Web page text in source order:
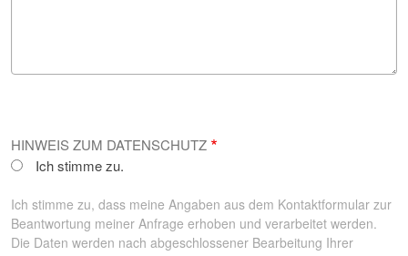
HINWEIS ZUM DATENSCHUTZ
Ich stimme zu.
Ich stimme zu, dass meine Angaben aus dem Kontaktformular zur
Beantwortung meiner Anfrage erhoben und verarbeitet werden.
Die Daten werden nach abgeschlossener Bearbeitung Ihrer